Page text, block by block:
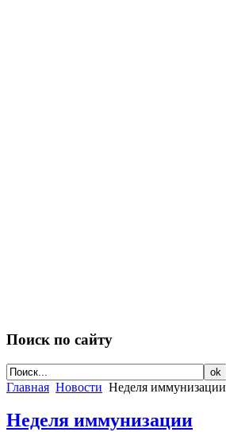
Поиск по сайту
Главная Новости Неделя иммунизации
Неделя иммунизации